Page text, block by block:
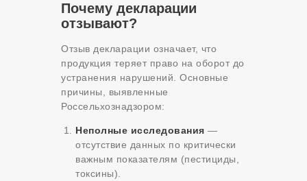
Почему декларации
отзывают?
Отзыв декларации означает, что
продукция теряет право на оборот до
устранения нарушений. Основные
причины, выявленные
Россельхознадзором:
Неполные исследования —
отсутствие данных по критически
важным показателям (пестициды,
токсины).